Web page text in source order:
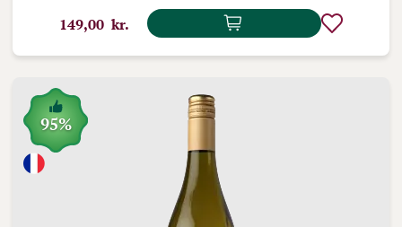
149,00 kr.
95%